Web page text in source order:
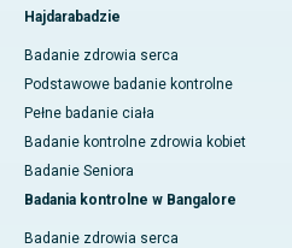
Hajdarabadzie
Badanie zdrowia serca
Podstawowe badanie kontrolne
Pełne badanie ciała
Badanie kontrolne zdrowia kobiet
Badanie Seniora
Badania kontrolne w Bangalore
Badanie zdrowia serca